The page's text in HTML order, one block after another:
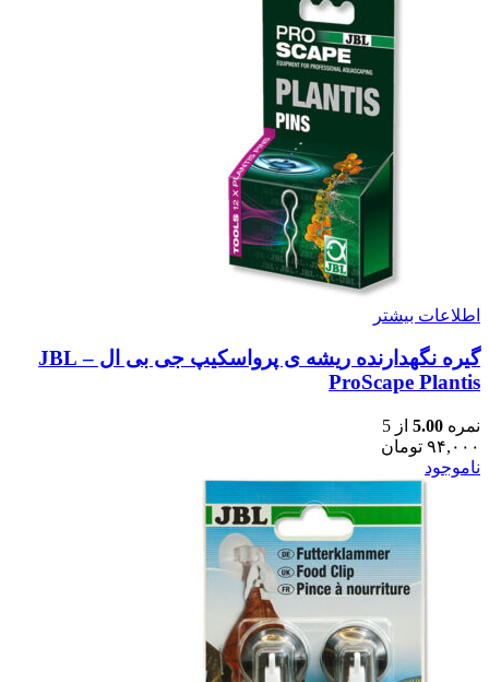
اطلاعات بیشتر
گیره نگهدارنده ریشه ی پرواسکیپ جی بی ال – JBL
ProScape Plantis
نمره 5.00 از 5
۹۴,۰۰۰ تومان
ناموجود